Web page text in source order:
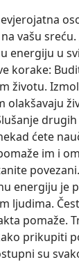
vašu
energiju u
korake:
životu.
olakšavaju
ćete
im i
energiju je
ljudima.
pomaže.
prikupiti
su